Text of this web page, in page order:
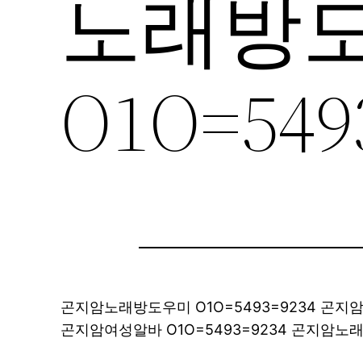
노래방
곤지암노래방도우미 O1O=5493=9234 곤지
곤지암여성알바 O1O=5493=9234 곤지암노